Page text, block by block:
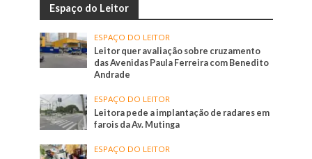
Espaço do Leitor
ESPAÇO DO LEITOR
Leitor quer avaliação sobre cruzamento
das Avenidas Paula Ferreira com Benedito
Andrade
ESPAÇO DO LEITOR
Leitora pede a implantação de radares em
farois da Av. Mutinga
ESPAÇO DO LEITOR